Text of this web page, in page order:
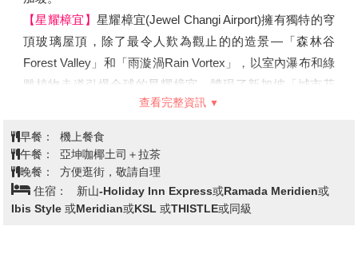
【星耀樟宜】 星耀樟宜(Jewel Changi Airport)擁有獨特的穹
頂玻璃屋頂，除了最令人歎為觀止的的造景—「森林谷
Forest Valley」和「雨漩渦Rain Vortex」，以室內瀑布和綠
雕植物走道引爆全球的星耀樟宜，體現了新加坡「城市花
宮和蹦跳網道，構成令人眼前一亮的星空花園。10層高的
商場大樓設有透明的玻璃穹頂，明亮的自然光流瀉而入，為
室內的植物和遊客帶來無窮生機。
【特別安排★亞坤咖椰土司＋拉茶 (或其他冷飲)】
查看完整資訊
早餐：
機上餐食
午餐：
亞坤咖椰土司＋拉茶
晚餐：
方便逛街，敬請自理
住宿：
新山-Holiday Inn Express或Ramada Meridien或
Ibis Style 或Meridian或KSL 或THISTLE或同級